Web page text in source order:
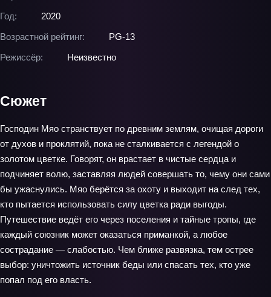
Год:
2020
Возрастной рейтинг:
PG-13
Режиссёр:
Неизвестно
Сюжет
Господин Мяо странствует по древним землям, очищая дороги
от духов и проклятий, пока не сталкивается с легендой о
золотом цветке. Говорят, он врастает в чистые сердца и
подчиняет волю, заставляя людей совершать то, чему они сами
бы ужаснулись. Мяо берётся за охоту и выходит на след тех,
кто пытается использовать силу цветка ради выгоды.
Путешествие ведёт его через поселения и тайные тропы, где
каждый союзник может оказаться приманкой, а любое
сострадание — слабостью. Чем ближе развязка, тем острее
выбор: уничтожить источник беды или спасать тех, кто уже
попал под его власть.